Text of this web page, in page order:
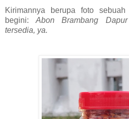
Kirimannya berupa foto
begini:Abon Brambang
tersedia, ya.